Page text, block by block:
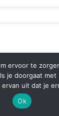
ervoor te
je doorgaat
uit dat je
Ok